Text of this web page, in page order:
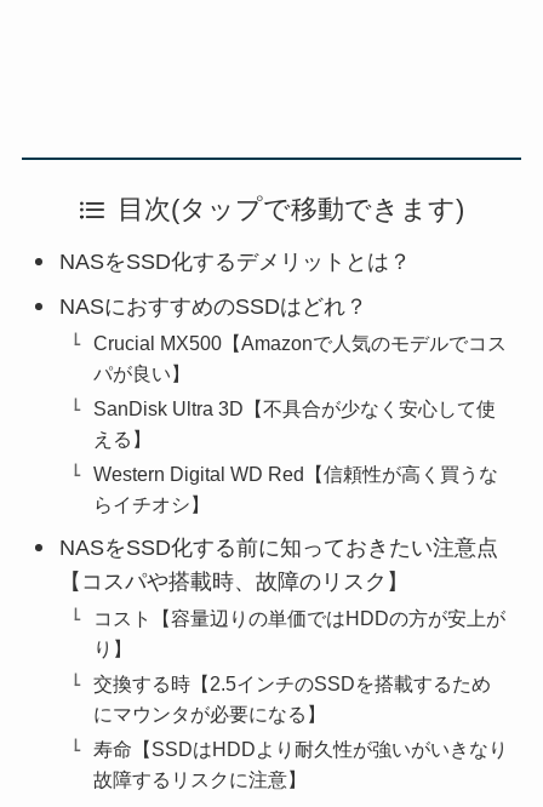
目次(タップで移動できます)
NASをSSD化するデメリットとは？
NASにおすすめのSSDはどれ？
Crucial MX500【Amazonで人気のモデルでコス
パが良い】
SanDisk Ultra 3D【不具合が少なく安心して使
える】
Western Digital WD Red【信頼性が高く買うな
らイチオシ】
NASをSSD化する前に知っておきたい注意点
【コスパや搭載時、故障のリスク】
コスト【容量辺りの単価ではHDDの方が安上が
り】
交換する時【2.5インチのSSDを搭載するため
にマウンタが必要になる】
寿命【SSDはHDDより耐久性が強いがいきなり
故障するリスクに注意】